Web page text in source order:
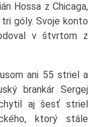
Hossa z Chicaga,
góly. Svoje konto
v štvrtom z
ani 55 striel a
brankár Sergej
aj šesť striel
ktorý stále